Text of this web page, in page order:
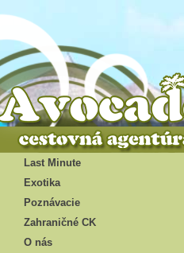
Last Minute
Exotika
Poznávacie
Zahraničné CK
O nás